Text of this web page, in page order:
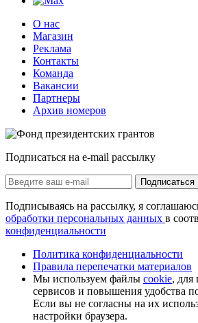
О нас
Магазин
Реклама
Контакты
Команда
Вакансии
Партнеры
Архив номеров
Подписаться на e-mail рассылку
Подписаться
Подписываясь на рассылку, я
обработки персональных данных в
конфиденциальности
Политика конфиденциальности
Правила перепечатки материалов
Мы используем файлы cookie, для
сервисов и повышения удобства
Если вы не согласны на их
настройки браузера.